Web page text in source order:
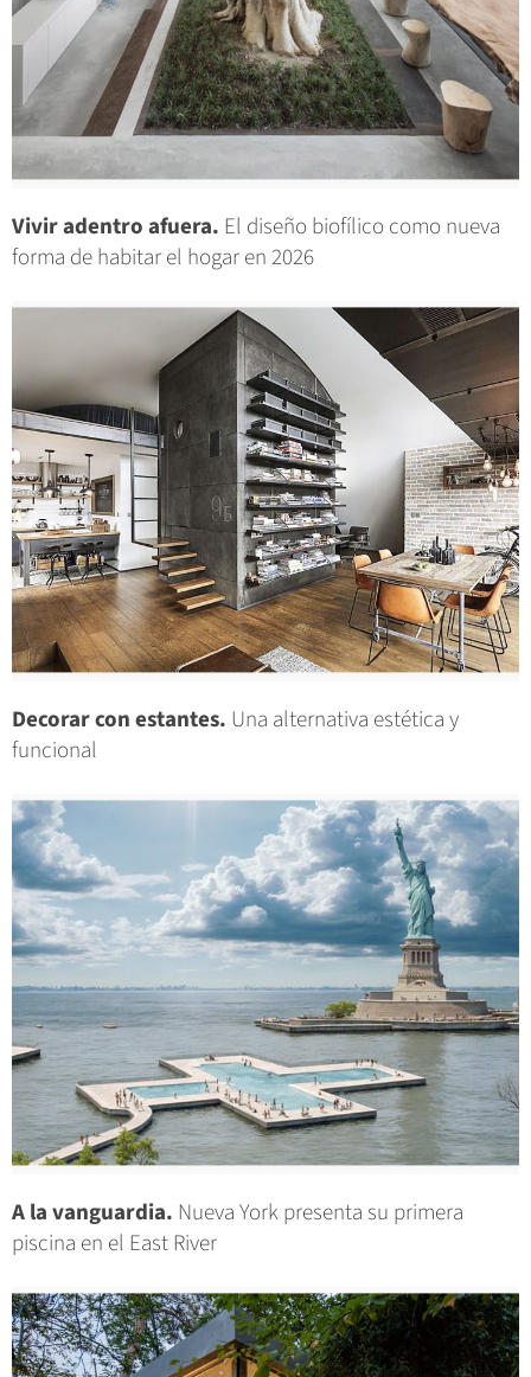
Vivir adentro afuera. El diseño biofílico como nueva
forma de habitar el hogar en 2026
Decorar con estantes. Una alternativa estética y
funcional
A la vanguardia. Nueva York presenta su primera
piscina en el East River